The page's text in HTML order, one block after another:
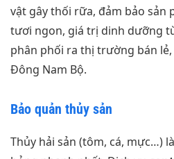
vật gây thối rữa, đảm bảo sản
tươi ngon, giá trị dinh dưỡng
phân phối ra thị trường bán
Đông Nam Bộ.
Bảo quản thủy sản
Thủy hải sản (tôm, cá, mực…)